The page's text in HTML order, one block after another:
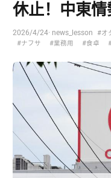
休止！中東情
2026/4/24· news_lesson #オ
#ナフサ
#業務用 #食卓